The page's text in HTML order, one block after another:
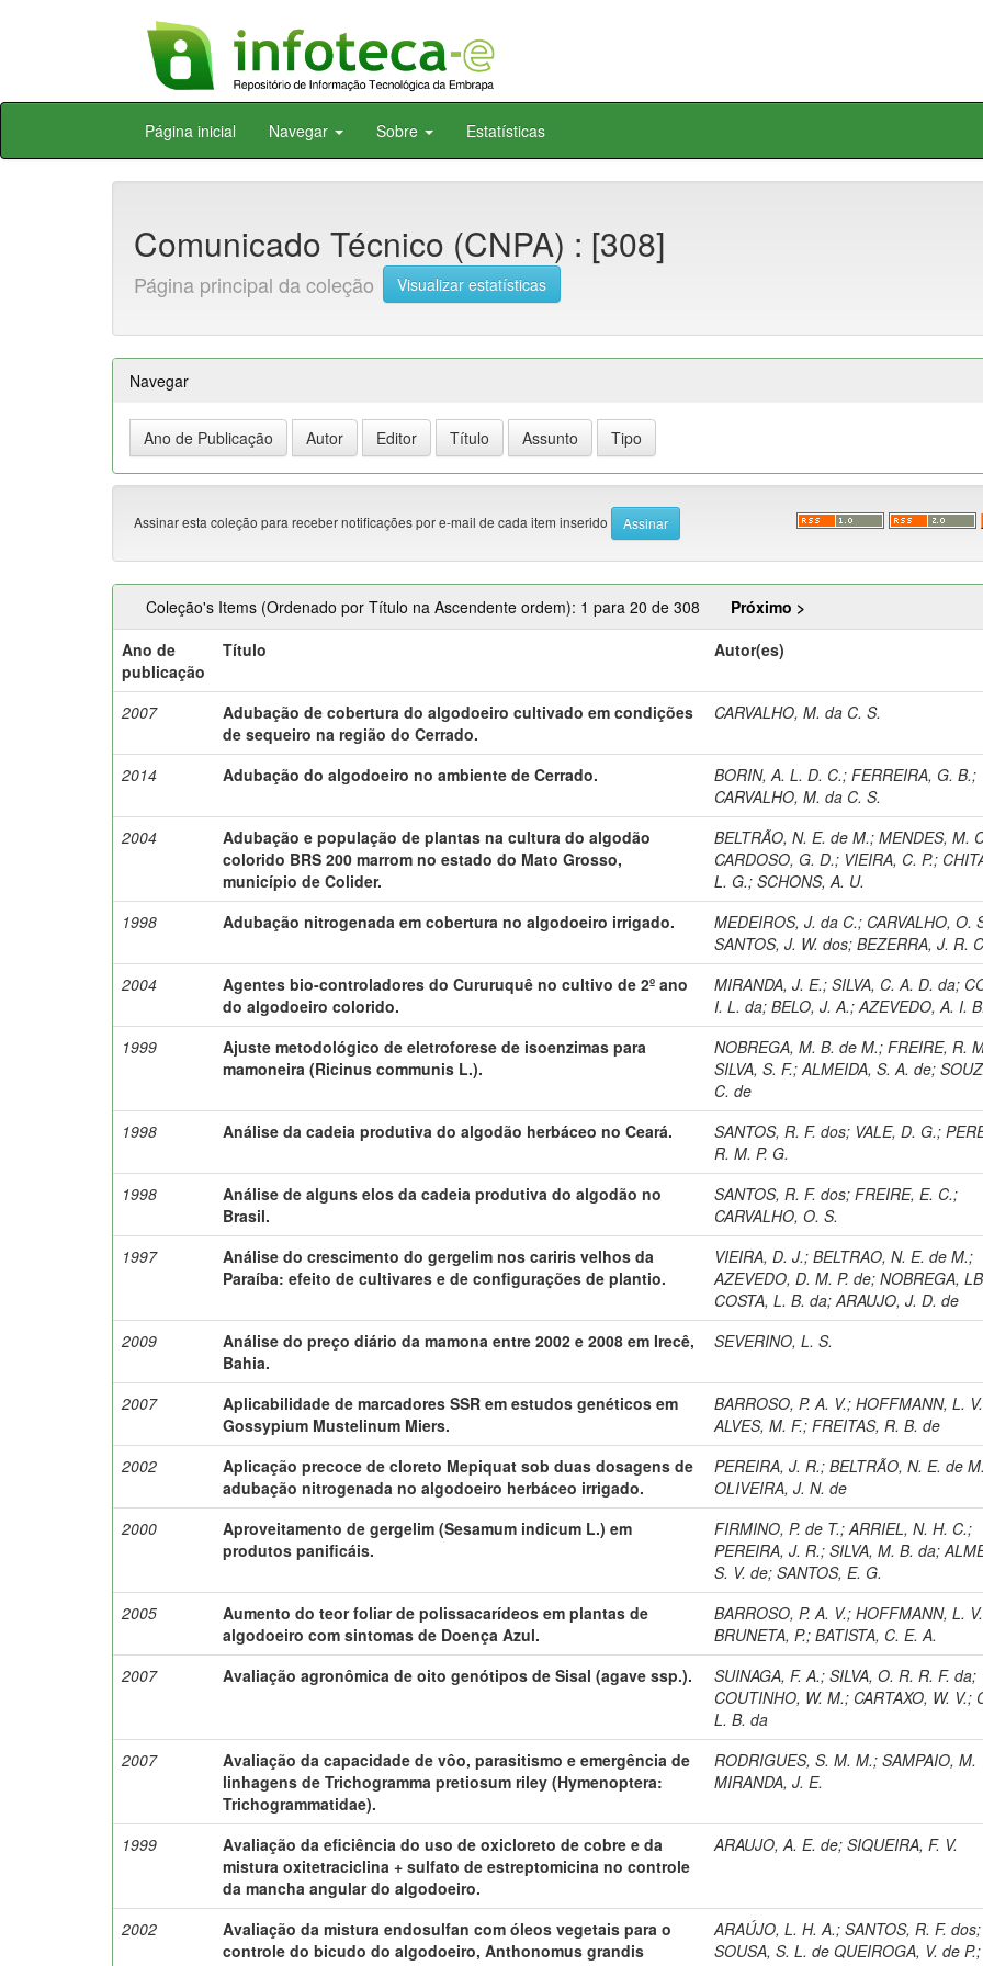
Skip
Página inicial Navegar Sobre Estatísticas
Comunicado Técnico (CNPA) : [308]
Página principal da coleção Visualizar estatísticas
Navegar
Assinar esta coleção para receber notificações por e-mail de cada item inserido
Coleção's Items (Ordenado por Título na Ascendente ordem): 1 para 20 de 308
Próximo >
Ano de
publicação
Título Autor(es)
2007
Adubação de cobertura do algodoeiro cultivado em condições
de sequeiro na região do Cerrado.
CARVALHO, M. da C. S.
2014 Adubação do algodoeiro no ambiente de Cerrado. BORIN, A. L. D. C.;FERREIRA, G. B.;
CARVALHO, M. da C. S.
2004
Adubação e população de plantas na cultura do algodão
colorido BRS 200 marrom no estado do Mato Grosso,
município de Colider.
BELTRÃO, N. E. de M.;MENDES, M.
CARDOSO, G. D.; VIEIRA, C. P.;
L. G.;SCHONS, A. U.
1998
Adubação nitrogenada em cobertura no algodoeiro irrigado. MEDEIROS, J. da C.; CARVALHO, O.
SANTOS, J. W. dos;BEZERRA, J. R.
2004
Agentes bio-controladores do Cururuquê no cultivo de 2º ano
do algodoeiro colorido.
MIRANDA, J. E.;SILVA, C. A. D. da;
I. L. da;BELO, J. A.;AZEVEDO, A. I.
1999
Ajuste metodológico de eletroforese de isoenzimas para
mamoneira (Ricinus communis L.).
NOBREGA, M. B. de M.;FREIRE, R.
SILVA, S. F.;ALMEIDA, S. A. de;
C. de
1998
Análise da cadeia produtiva do algodão herbáceo no Ceará. SANTOS, R. F. dos; VALE, D. G.;
R. M. P. G.
1998
Análise de alguns elos da cadeia produtiva do algodão no
Brasil.
SANTOS, R. F. dos;FREIRE, E. C.;
CARVALHO, O. S.
1997
Análise do crescimento do gergelim nos cariris velhos da
Paraíba: efeito de cultivares e de configurações de plantio.
VIEIRA, D. J.;BELTRAO, N. E. de M.;
AZEVEDO, D. M. P. de;NOBREGA,
COSTA, L. B. da;ARAUJO, J. D. de
2009
Análise do preço diário da mamona entre 2002 e 2008 em Irecê,
Bahia.
SEVERINO, L. S.
2007
Aplicabilidade de marcadores SSR em estudos genéticos em
Gossypium Mustelinum Miers.
BARROSO, P. A. V.;HOFFMANN, L. V.
ALVES, M. F.;FREITAS, R. B. de
2002
Aplicação precoce de cloreto Mepiquat sob duas dosagens de
adubação nitrogenada no algodoeiro herbáceo irrigado.
PEREIRA, J. R.;BELTRÃO, N. E. de M.
OLIVEIRA, J. N. de
2000
Aproveitamento de gergelim (Sesamum indicum L.) em
produtos panificáis.
FIRMINO, P. de T.;ARRIEL, N. H. C.;
PEREIRA, J. R.;SILVA, M. B. da;
S. V. de;SANTOS, E. G.
2005
Aumento do teor foliar de polissacarídeos em plantas de
algodoeiro com sintomas de Doença Azul.
BARROSO, P. A. V.;HOFFMANN, L. V.
BRUNETA, P.;BATISTA, C. E. A.
2007
Avaliação agronômica de oito genótipos de Sisal (agave ssp.). SUINAGA, F. A.;SILVA, O. R. R. F. da;
COUTINHO, W. M.; CARTAXO, W. V.;
L. B. da
2007
Avaliação da capacidade de vôo, parasitismo e emergência de
linhagens de Trichogramma pretiosum riley (Hymenoptera:
Trichogrammatidae).
RODRIGUES, S. M. M.;SAMPAIO, M.
MIRANDA, J. E.
1999
Avaliação da eficiência do uso de oxicloreto de cobre e da
mistura oxitetraciclina + sulfato de estreptomicina no controle
da mancha angular do algodoeiro.
ARAUJO, A. E. de;SIQUEIRA, F. V.
2002
Avaliação da mistura endosulfan com óleos vegetais para o
controle do bicudo do algodoeiro, Anthonomus grandis
ARAÚJO, L. H. A.;SANTOS, R. F. dos;
SOUSA, S. L. de QUEIROGA, V. de P.